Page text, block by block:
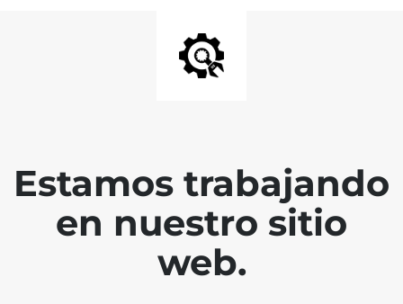
Estamos trabajando
en nuestro sitio
web.